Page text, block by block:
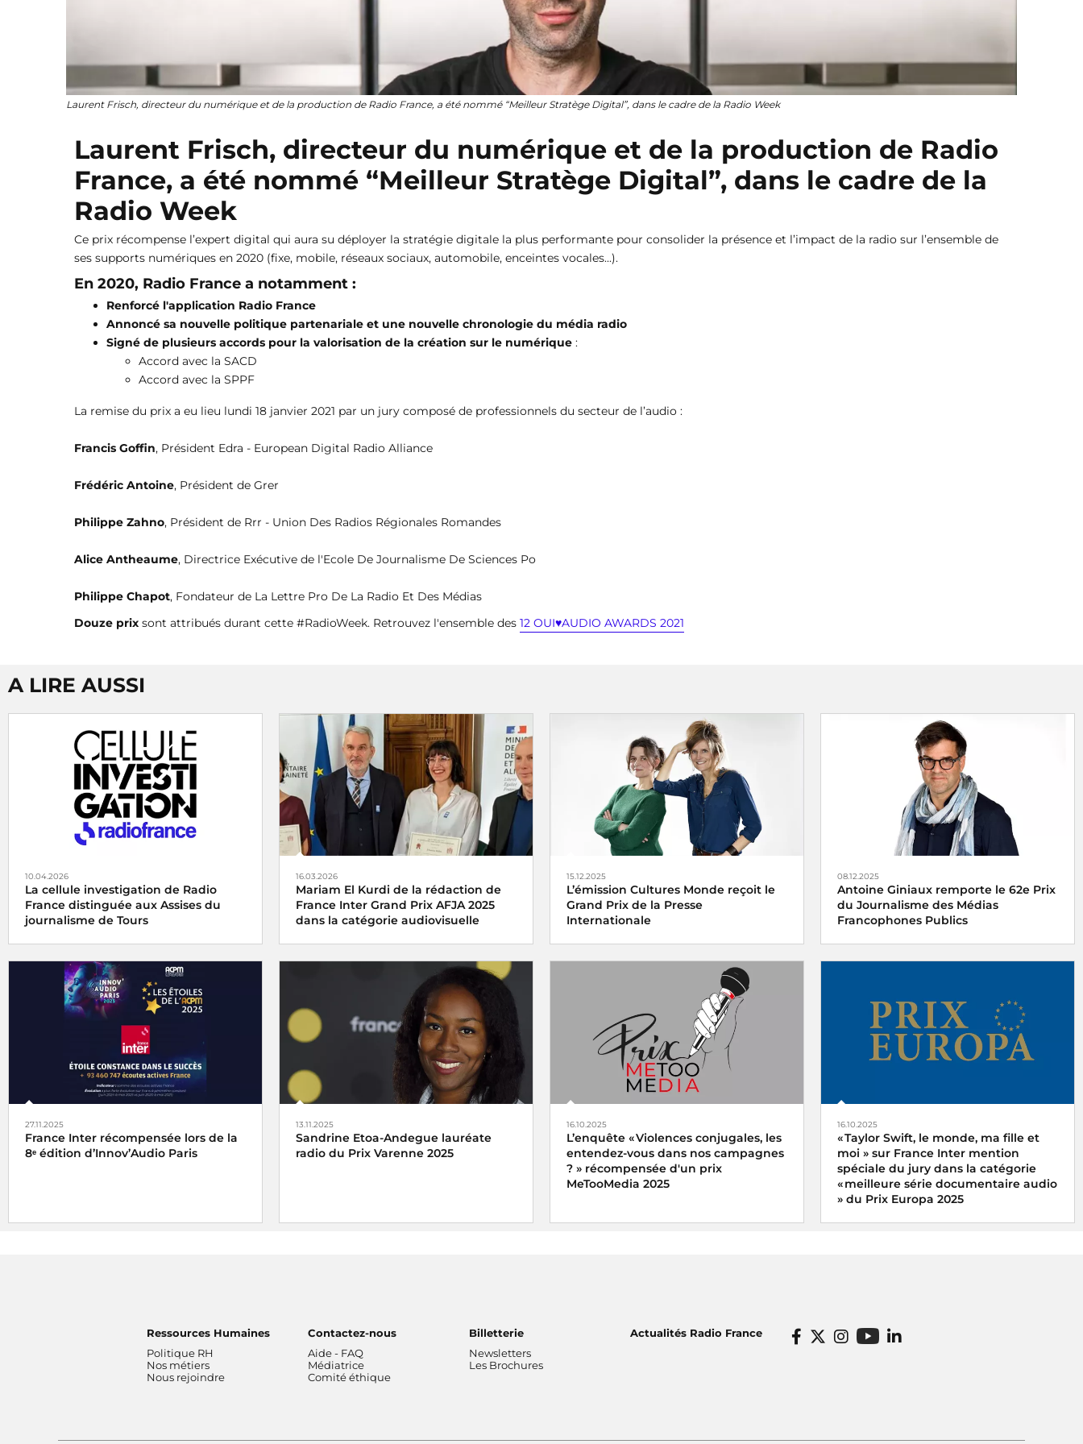
Laurent Frisch, directeur du numérique et de la production de Radio France, a été nommé “Meilleur Stratège Digital”, dans le cadre de la Radio Week
Laurent Frisch, directeur du numérique et de la production de Radio
France, a été nommé “Meilleur Stratège Digital”, dans le cadre de la
Radio Week
Ce prix récompense l’expert digital qui aura su déployer la stratégie digitale la plus performante pour consolider la présence et l’impact de la radio sur l’ensemble de
ses supports numériques en 2020 (fixe, mobile, réseaux sociaux, automobile, enceintes vocales...).
En 2020, Radio France a notamment :
Renforcé l'application Radio France
Annoncé sa nouvelle politique partenariale et une nouvelle chronologie du média radio
Signé de plusieurs accords pour la valorisation de la création sur le numérique :
Accord avec la SACD
Accord avec la SPPF
La remise du prix a eu lieu lundi 18 janvier 2021 par un jury composé de professionnels du secteur de l’audio :
Francis Goffin, Président Edra - European Digital Radio Alliance
Frédéric Antoine, Président de Grer
Philippe Zahno, Président de Rrr - Union Des Radios Régionales Romandes
Alice Antheaume, Directrice Exécutive de l'Ecole De Journalisme De Sciences Po
Philippe Chapot, Fondateur de La Lettre Pro De La Radio Et Des Médias
Douze prix sont attribués durant cette #RadioWeek. Retrouvez l'ensemble des 12 OUI♥AUDIO AWARDS 2021
A LIRE AUSSI
10.04.2026
La cellule investigation de Radio
France distinguée aux Assises du
journalisme de Tours
La cellule investigation de Radio France
récompensée aux Assises du journalisme
16.03.2026
Mariam El Kurdi de la rédaction de
France Inter Grand Prix AFJA 2025
dans la catégorie audiovisuelle
Grand Prix AFJA du Journalisme
Agricole et Agroalimentaire 2025
catégorie audiovisuelle a été décerné
vendredi 6 juin 2025 à
Mariam El Kurdi
pour son reportageVendanges en
Champagne, dans l’envers du décor
15.12.2025
L’émission Cultures Monde reçoit le
Grand Prix de la Presse
Internationale
Cultures Mondede France
Culture a été distinguée vendredi 15
décembre 2025 par l’
08.12.2025
Antoine Giniaux remporte le 62e Prix
du Journalisme des Médias
Francophones Publics
Le 62e Prix du Journalisme des Médias
Francophones Publics est décerné à
Antoine Giniaux pour Radio France
27.11.2025
France Inter récompensée lors de la
8ᵉ édition d’Innov’Audio Paris
13.11.2025
Sandrine Etoa-Andegue lauréate
radio du Prix Varenne 2025
16.10.2025
L’enquête « Violences conjugales, les
entendez-vous dans nos campagnes
? » récompensée d'un prix
MeTooMedia 2025
16.10.2025
« Taylor Swift, le monde, ma fille et
moi » sur France Inter mention
spéciale du jury dans la catégorie
« meilleure série documentaire audio
» du Prix Europa 2025
Ressources Humaines
Politique RH
Nos métiers
Nous rejoindre
Contactez-nous
Aide - FAQ
Médiatrice
Comité éthique
Billetterie
Newsletters
Les Brochures
Actualités Radio France